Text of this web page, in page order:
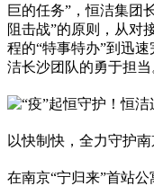
巨的任务”，恒洁集团
阻击战”的原则，从对
程的“特事特办”到迅
洁长沙团队的勇于担当
以快制快，全力守护南
在南京“宁归来”首站